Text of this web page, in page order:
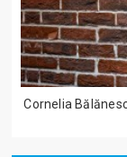
Cornelia